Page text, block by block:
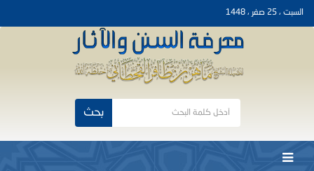
السبت ، 25 صفر ، 1448
بحث